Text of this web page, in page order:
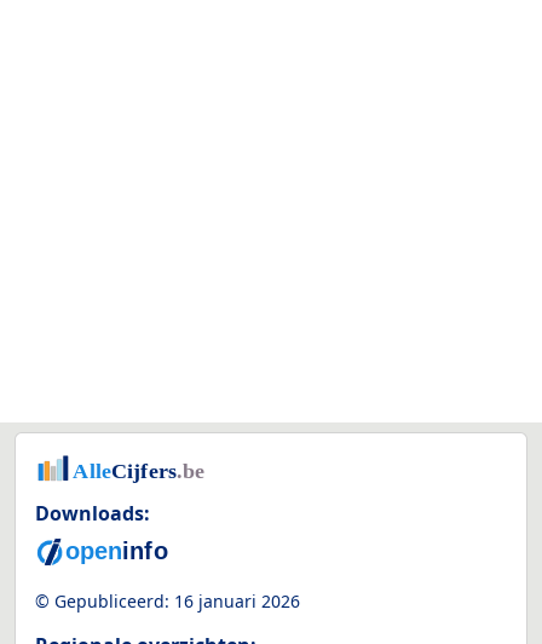
Downloads:
© Gepubliceerd: 16 januari 2026